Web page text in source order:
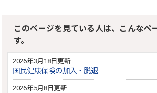
このページを見ている人は、こんなペ
す。
2026年3月18日更新
国民健康保険の加入・脱退
2026年5月8日更新